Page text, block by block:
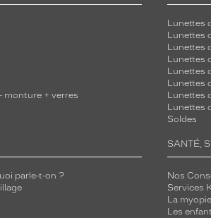
monture + verres
Lunettes
Lunettes
Lunettes
Lunettes
Lunettes
Lunettes
Lunettes
Lunettes
Soldes
parle-t-on ?
SANTÉ,
Nos
Services
La myopie
Les